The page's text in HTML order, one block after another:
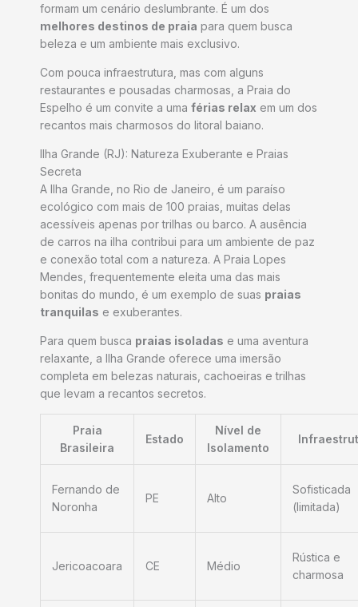
formam um cenário deslumbrante. É um dos
melhores destinos de praia para quem busca
beleza e um ambiente mais exclusivo.
Com pouca infraestrutura, mas com alguns
restaurantes e pousadas charmosas, a Praia do
Espelho é um convite a uma férias relax em um dos
recantos mais charmosos do litoral baiano.
Ilha Grande (RJ): Natureza Exuberante e Praias
Secreta
A Ilha Grande, no Rio de Janeiro, é um paraíso
ecológico com mais de 100 praias, muitas delas
acessíveis apenas por trilhas ou barco. A ausência
de carros na ilha contribui para um ambiente de paz
e conexão total com a natureza. A Praia Lopes
Mendes, frequentemente eleita uma das mais
bonitas do mundo, é um exemplo de suas praias
tranquilas e exuberantes.
Para quem busca praias isoladas e uma aventura
relaxante, a Ilha Grande oferece uma imersão
completa em belezas naturais, cachoeiras e trilhas
que levam a recantos secretos.
Praia
Brasileira
Estado
Nível de
Isolamento
Fernando de
Noronha
PE Alto
Sofisticada
(limitada)
Jericoacoara CE Médio
Rústica e
charmosa